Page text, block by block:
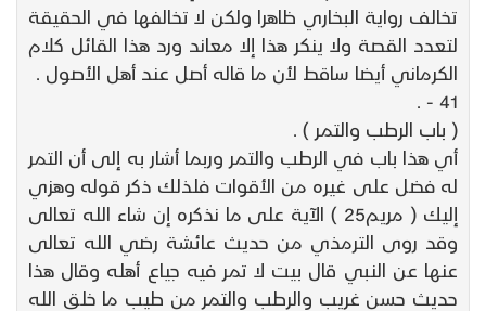
تخالف رواية البخاري ظاهرا ولكن لا تخالفها في الحقيقة
لتعدد القصة ولا ينكر هذا إلا معاند ورد هذا القائل كلام
الكرماني أيضا ساقط لأن ما قاله أصل عند أهل الأصول .
41 - .
( باب الرطب والتمر ) .
أي هذا باب في الرطب والتمر وربما أشار به إلى أن التمر
له فضل على غيره من الأقوات فلذلك ذكر قوله وهزي
إليك ( مريم25 ) الآية على ما نذكره إن شاء الله تعالى
وقد روى الترمذي من حديث عائشة رضي الله تعالى
عنها عن النبي قال بيت لا تمر فيه جياع أهله وقال هذا
حديث حسن غريب والرطب والتمر من طيب ما خلق الله